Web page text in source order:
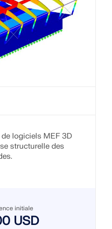
logiciels MEF 3D
structurelle des
initiale
USD